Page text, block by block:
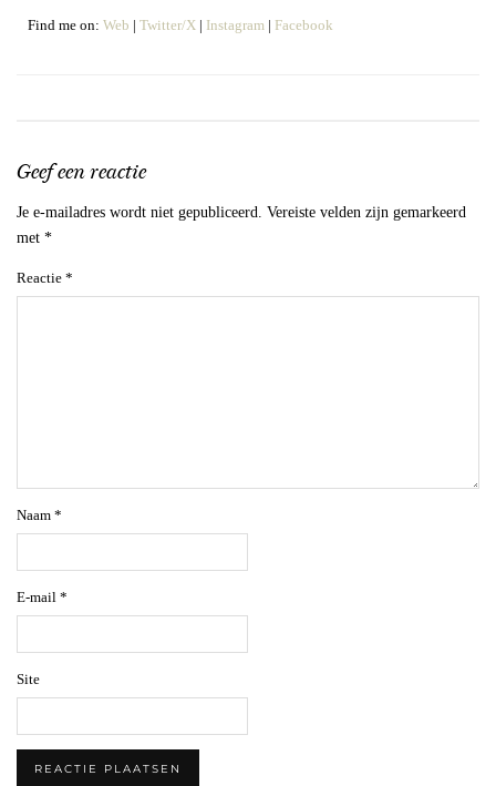
Find me on: Web | Twitter/X | Instagram | Facebook
Geef een reactie
Je e-mailadres wordt niet gepubliceerd. Vereiste velden zijn gemarkeerd
met *
Reactie *
Naam *
E-mail *
Site